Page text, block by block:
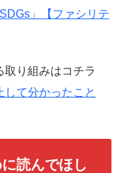
」【ファシリテ
取り組みはコチラ
て分かったこと
読んでほし